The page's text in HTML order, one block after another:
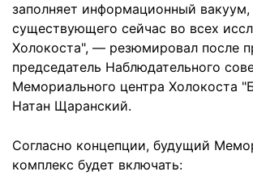
заполняет информационный вакуум,
существующего сейчас во всех
Холокоста", — резюмировал после
председатель Наблюдательного
Мемориального центра Холокоста
Натан Щаранский.
Согласно концепции, будущий
комплекс будет включать: